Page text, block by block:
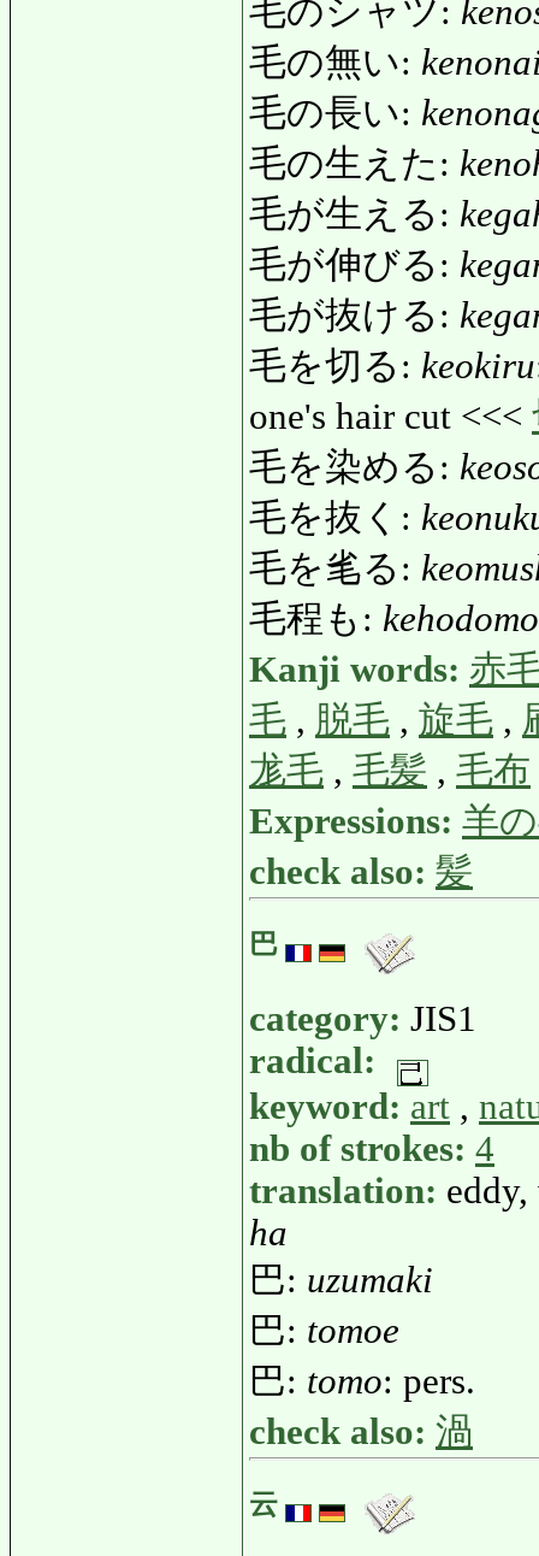
毛のシャツ:
毛の無い:
毛の長い:
毛の生えた:
毛が生える:
毛が伸びる:
毛が抜ける:
毛を切る: keokiru
one's hair cut <<<
毛を染める:
毛を抜く:
毛を毟る:
毛程も: kehodomo
Kanji words: 赤
毛 , 脱毛 , 旋毛 ,
尨毛 , 毛髪 , 毛布
Expressions: 羊
check also: 髪
巴
category: JIS1
radical:
keyword: art ,
nb of strokes: 4
translation:
ha
巴: uzumaki
巴: tomoe
巴: tomo: pers.
check also: 渦
云